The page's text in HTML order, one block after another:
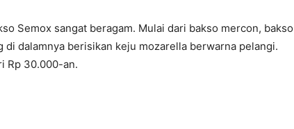
Semox sangat beragam. Mulai dari bakso mercon, bakso
di dalamnya berisikan keju mozarella berwarna pelangi.
Rp 30.000-an.